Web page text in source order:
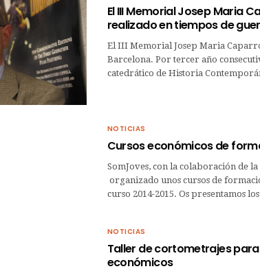
El III Memorial Josep Maria
realizado en tiempos de
El III Memorial Josep Maria
Barcelona. Por tercer año
catedrático de Historia
NOTICIAS
Cursos económicos de
SomJoves, con la colaboración de
organizado unos cursos de
curso 2014-2015. Os presentamos
NOTICIAS
Taller de cortometrajes
económicos